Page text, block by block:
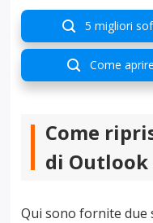
 5 migliori
 Come
Come
di Outlook
Qui sono fornite